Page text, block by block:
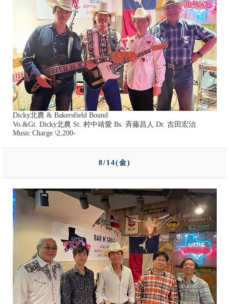
Dicky北農 & Bakersfield Bound
Vo.&Gt. Dicky北農 St. 村中靖愛 Bs. 斉藤昌人 Dr. 吉田宏治
Music Charge \2,200-
8/14(金)